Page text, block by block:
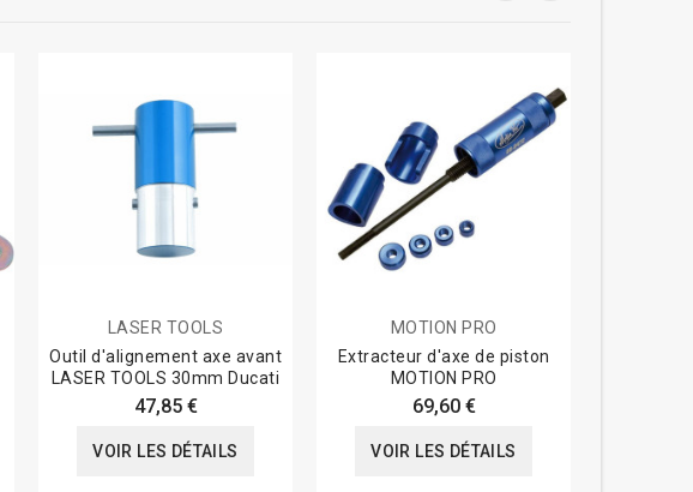
LASER TOOLS
Outil d'alignement axe avant
LASER TOOLS 30mm Ducati
47,85 €
VOIR LES DÉTAILS
MOTION PRO
Extracteur d'axe de piston
MOTION PRO
69,60 €
VOIR LES DÉTAILS